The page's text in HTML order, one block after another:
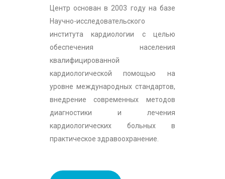
Центр основан в 2003 году на базе
Научно-исследовательского
института кардиологии с целью
обеспечения населения
квалифицированной
кардиологической помощью на
уровне международных стандартов,
внедрение современных методов
диагностики и лечения
кардиологических больных в
практическое здравоохранение.